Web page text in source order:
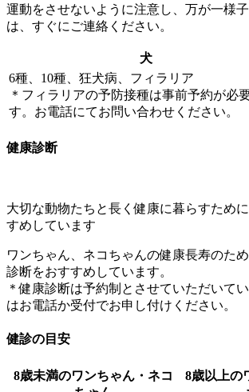
運動をさせないように注意し、万が一様
は、すぐにご連絡ください。
犬
6種、10種、狂犬病、フィラリア
＊フィラリアの予防接種は事前予約が必
す。お電話にてお問い合わせください。
健康診断
大切な動物たちと長く健康に暮らすため
すめしています
ワンちゃん、ネコちゃんの健康長寿のた
診断をおすすめしています。
＊健康診断は予約制とさせていただいて
はお電話か受付でお申し付けください。
健診の目安
8歳未満のワンちゃん・ネコ
8歳以上の